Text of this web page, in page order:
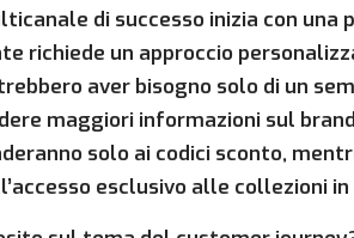
di successo inizia con una
richiede un approccio
aver bisogno solo di un
maggiori informazioni sul
solo ai codici sconto,
esclusivo alle collezioni